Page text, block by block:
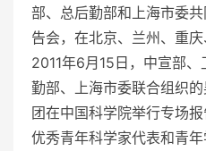
部、总后勤部和上海市委
告会，在北京、兰州、重庆
2011年6月15日，中宣部
勤部、上海市委联合组织
团在中国科学院举行专场报
优秀青年科学家代表和青年